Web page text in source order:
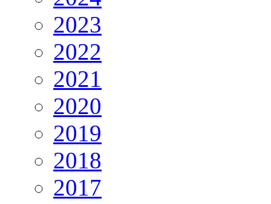
2023
2022
2021
2020
2019
2018
2017